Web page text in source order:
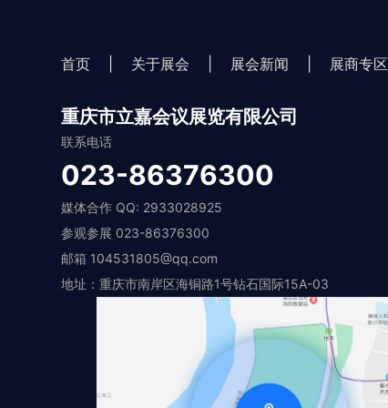
首页 关于展会 展会新闻 展商专区
重庆市立嘉会议展览有限公司
联系电话
023-86376300
媒体合作 QQ: 2933028925
参观参展 023-86376300
邮箱 104531805@qq.com
地址：重庆市南岸区海铜路1号钻石国际15A-03